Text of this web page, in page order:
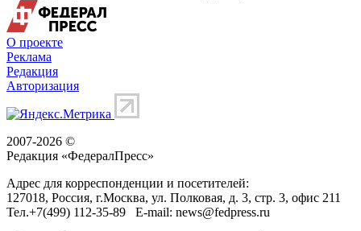
О проекте
Реклама
Редакция
Авторизация
2007-2026 ©
Редакция «ФедералПресс»
Адрес для корреспонденции и посетителей:
127018, Россия, г.Москва, ул. Полковая, д. 3, стр. 3, офис 211
Тел.+7(499) 112-35-89 E-mail: news@fedpress.ru